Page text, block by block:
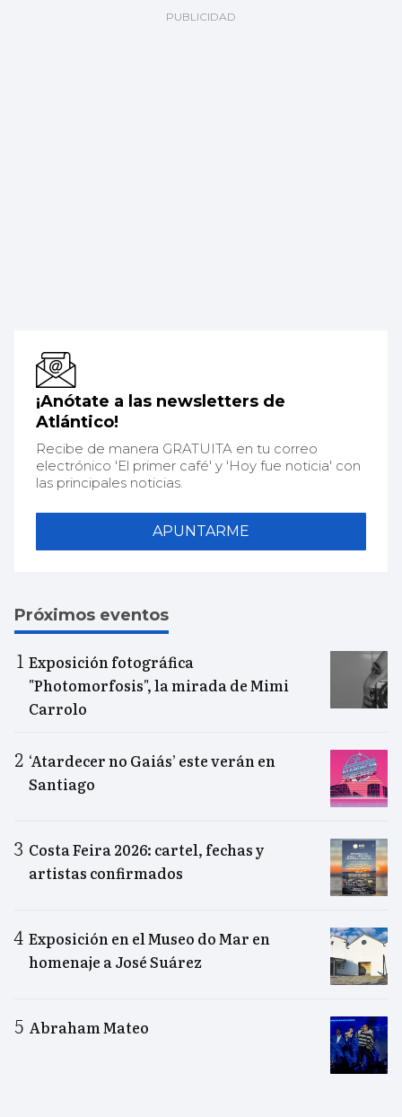
¡Anótate a las newsletters de
Atlántico!
Recibe de manera GRATUITA en tu correo
electrónico 'El primer café' y 'Hoy fue noticia' con
las principales noticias.
APUNTARME
Próximos eventos
Exposición fotográfica
"Photomorfosis", la mirada de Mimi
Carrolo
‘Atardecer no Gaiás’ este verán en
Santiago
Costa Feira 2026: cartel, fechas y
artistas confirmados
Exposición en el Museo do Mar en
homenaje a José Suárez
Abraham Mateo